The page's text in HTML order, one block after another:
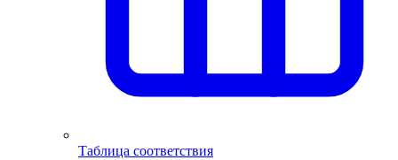
Таблица соответствия